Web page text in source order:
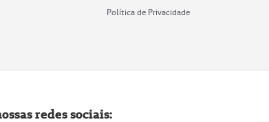
Política de Privacidade
redes sociais: